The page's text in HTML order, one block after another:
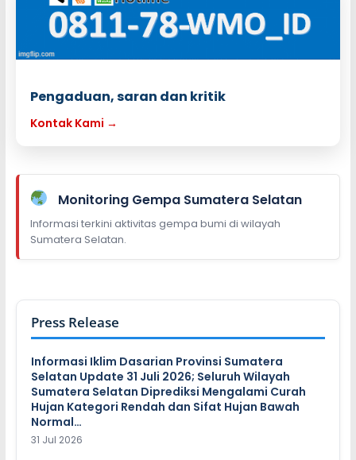
Pengaduan, saran dan kritik
Kontak Kami →
Monitoring Gempa Sumatera Selatan
Informasi terkini aktivitas gempa bumi di wilayah
Sumatera Selatan.
Press Release
Informasi Iklim Dasarian Provinsi Sumatera
Selatan Update 31 Juli 2026; Seluruh Wilayah
Sumatera Selatan Diprediksi Mengalami Curah
Hujan Kategori Rendah dan Sifat Hujan Bawah
Normal…
31 Jul 2026